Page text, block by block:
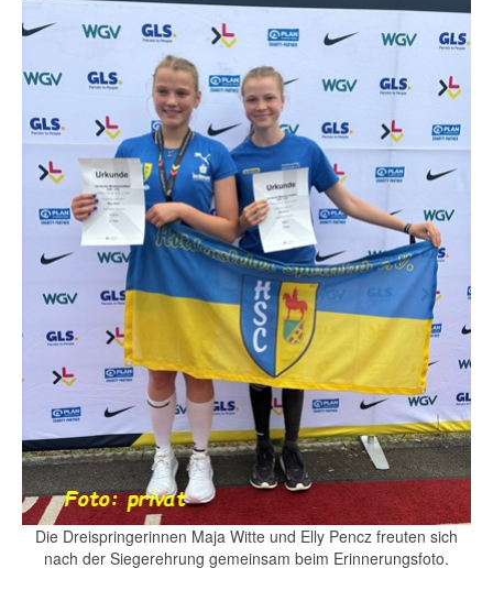
Die Dreispringerinnen Maja Witte und Elly Pencz freuten sich
nach der Siegerehrung gemeinsam beim Erinnerungsfoto.